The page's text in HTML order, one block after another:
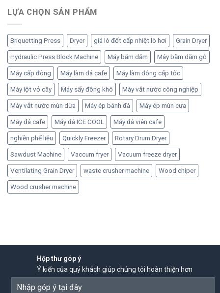
là:
1,075 ₫.
tại
là:
LỰA CHỌN SẢN PHẨM
Briquetting Press Dryer giá lò đốt cấp nhiệt lò hơi Grain Dryer
Hydraulic Press Block Machine Máy băm dăm Máy băm dăm gỗ
Máy cấp đông Máy làm đá cafe Máy làm đông cấp tốc
Máy lột vỏ cây Máy sấy đông khô Máy vắt nước công nghiệp
Máy vắt nước mùn dừa Máy ép bánh đà Máy ép mùn cưa
Máy đá cafe Máy đá ICE COOL Máy đá viên cafe
nghiền phế liệu Quickly Freezer Rotary Drum Dryer
Sawdust Machine Vaccum fryer Vacuum freeze dryer
Ventilating Grain Dryer waste crusher machine Wood chiper
Wood crusher machine
Hộp thư góp ý
Ý kiến của quý khách giúp chúng tôi hoàn thiện hơn